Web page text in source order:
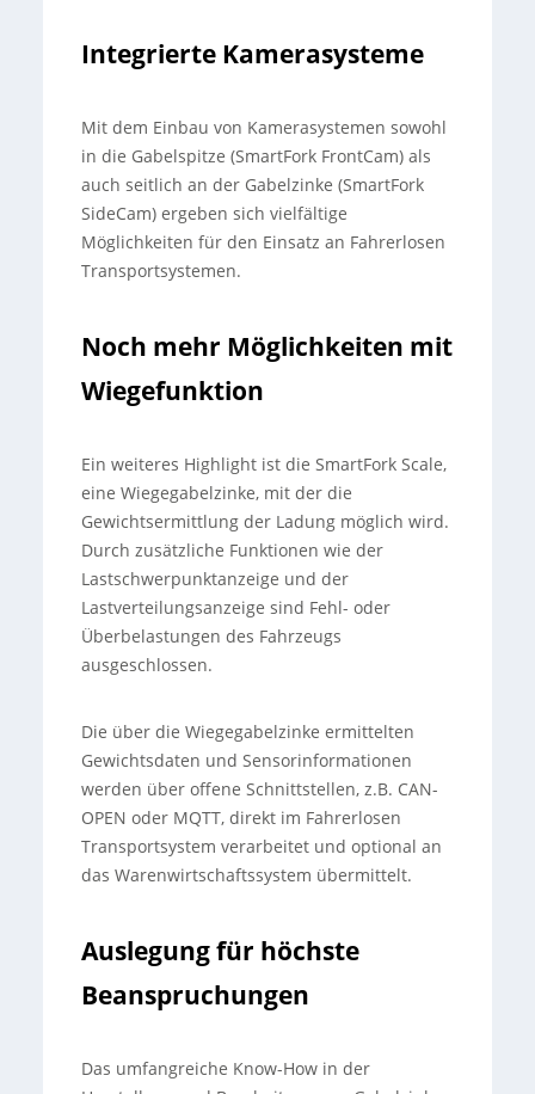
Integrierte Kamerasysteme
Mit dem Einbau von Kamerasystemen sowohl
in die Gabelspitze (SmartFork FrontCam) als
auch seitlich an der Gabelzinke (SmartFork
SideCam) ergeben sich vielfältige
Möglichkeiten für den Einsatz an Fahrerlosen
Transportsystemen.
Noch mehr Möglichkeiten mit
Wiegefunktion
Ein weiteres Highlight ist die SmartFork Scale,
eine Wiegegabelzinke, mit der die
Gewichtsermittlung der Ladung möglich wird.
Durch zusätzliche Funktionen wie der
Lastschwerpunktanzeige und der
Lastverteilungsanzeige sind Fehl- oder
Überbelastungen des Fahrzeugs
ausgeschlossen.
Die über die Wiegegabelzinke ermittelten
Gewichtsdaten und Sensorinformationen
werden über offene Schnittstellen, z.B. CAN-
OPEN oder MQTT, direkt im Fahrerlosen
Transportsystem verarbeitet und optional an
das Warenwirtschaftssystem übermittelt.
Auslegung für höchste
Beanspruchungen
Das umfangreiche Know-How in der